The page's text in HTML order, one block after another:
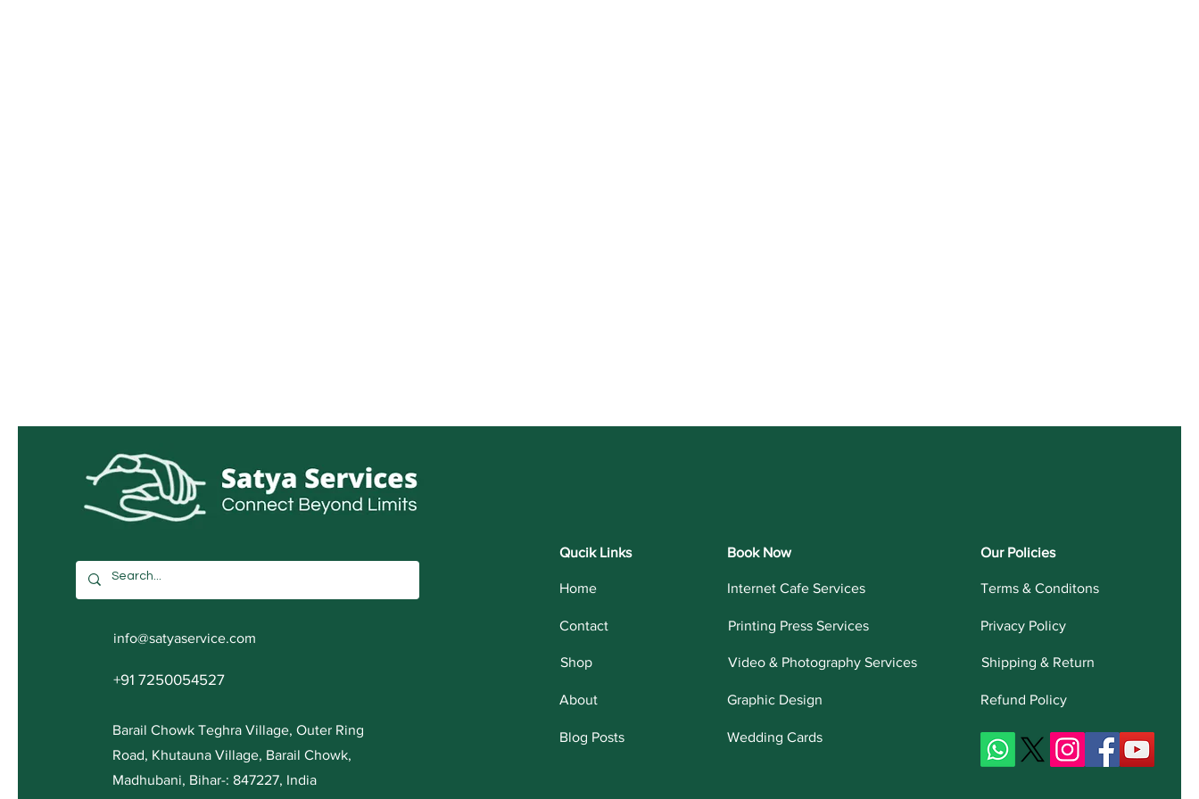
info@satyaservice.com
+91 7250054527
Barail Chowk Teghra Village, Outer Ring
Road, Khutauna Village, Barail Chowk,
Madhubani, Bihar-: 847227, India
Qucik Links
Home
Contact
Shop
About
Blog Posts
Book Now
Internet Cafe Services
Printing Press Services
Video & Photography Services
Graphic Design
Wedding Cards
Our Policies
Terms & Conditons
Privacy Policy
Shipping & Return
Refund Policy